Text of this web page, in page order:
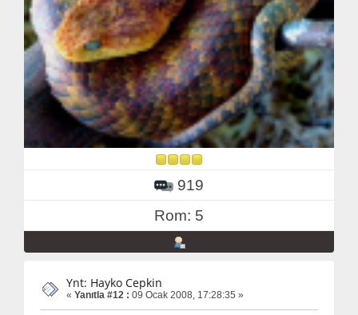
919
Rom: 5
Ynt: Hayko Cepkin
« Yanıtla #12 : 09 Ocak 2008, 17:28:35 »